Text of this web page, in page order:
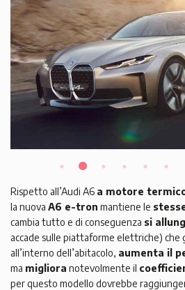
Rispetto all’Audi A6 a motore
la nuova A6 e-tron mantiene le
cambia tutto e di conseguenza si
accade sulle piattaforme elettriche) che
all’interno dell’abitacolo, aumenta il
ma migliora notevolmente il
per questo modello dovrebbe